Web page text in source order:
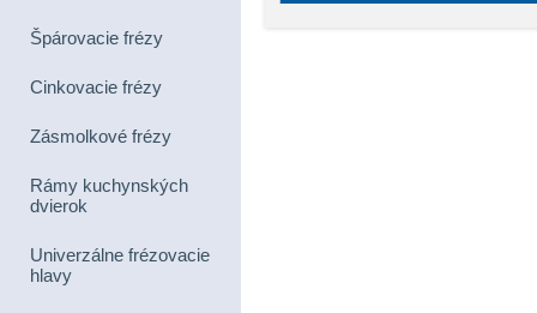
Špárovacie frézy
Cinkovacie frézy
Zásmolkové frézy
Rámy kuchynských
dvierok
Univerzálne frézovacie
hlavy